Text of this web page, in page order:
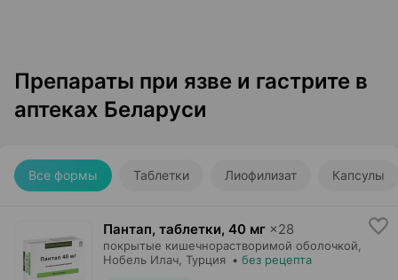
Препараты при язве и гастрите в
аптеках Беларуси
Все формы Таблетки Лиофилизат Капсулы
Пантап, таблетки, 40 мг ×28
покрытые кишечнорастворимой оболочкой,
Нобель Илач , Турция • без рецепта